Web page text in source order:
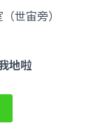
世宙旁）
地啦